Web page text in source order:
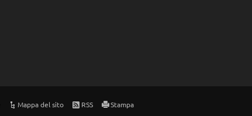
Mappa del sito RSS Stampa